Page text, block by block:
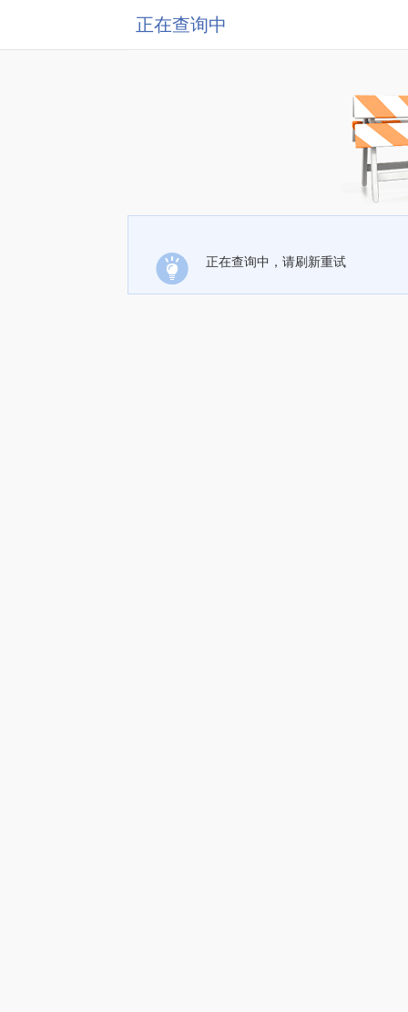
正在查询中
正在查询中，请刷新重试